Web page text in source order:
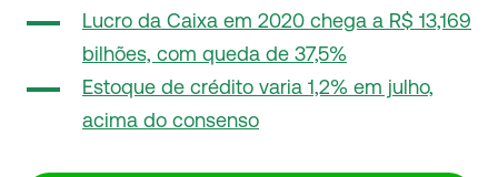
Lucro da Caixa em 2020 chega a R$ 13,169
bilhões, com queda de 37,5%
Estoque de crédito varia 1,2% em julho,
acima do consenso